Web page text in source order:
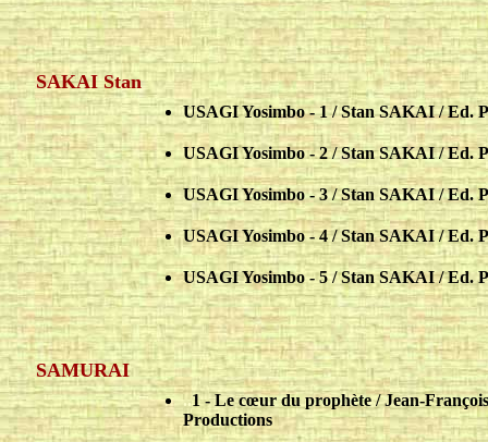
SAKAI Stan
USAGI Yosimbo - 1 / Stan SAKAI / Ed.
USAGI Yosimbo -2 / Stan SAKAI / Ed.
USAGI Yosimbo -3 / Stan SAKAI / Ed.
USAGI Yosimbo -4 / Stan SAKAI / Ed.
USAGI Yosimbo -5 / Stan SAKAI / Ed.
SAMURAI
..1 - Le cœur du prophète / Jean-
Productions